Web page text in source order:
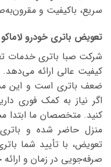
سریع، باکیفیت و
تعویض باتری خودرو
شرکت صبا باتری خدمات
کیفیت عالی ارائه
ضعف باتری است و این
کنید. متخصصان ما
منزل حاضر شده و
تعویض، با تأیید شما
صرفه‌جویی در زمان و